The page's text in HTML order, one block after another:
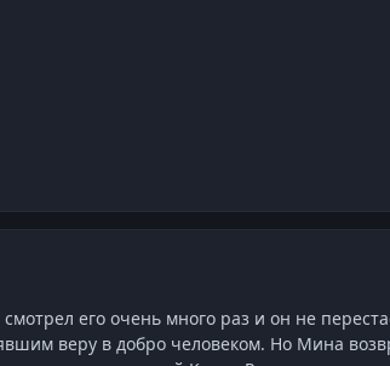
его очень много раз и он не
веру в добро человеком. Но Мина